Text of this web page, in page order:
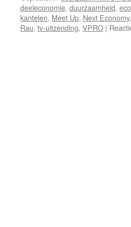
deeleconomie, duurzaamheid,
kantelen, Meet Up, Next Economy,
Rau, tv-uitzending, VPRO |